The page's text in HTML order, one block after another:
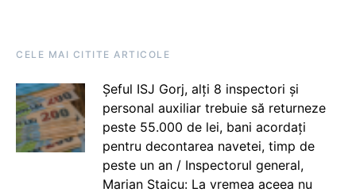
CELE MAI CITITE ARTICOLE
Șeful ISJ Gorj, alți 8 inspectori și
personal auxiliar trebuie să returneze
peste 55.000 de lei, bani acordați
pentru decontarea navetei, timp de
peste un an / Inspectorul general,
Marian Staicu: La vremea aceea nu